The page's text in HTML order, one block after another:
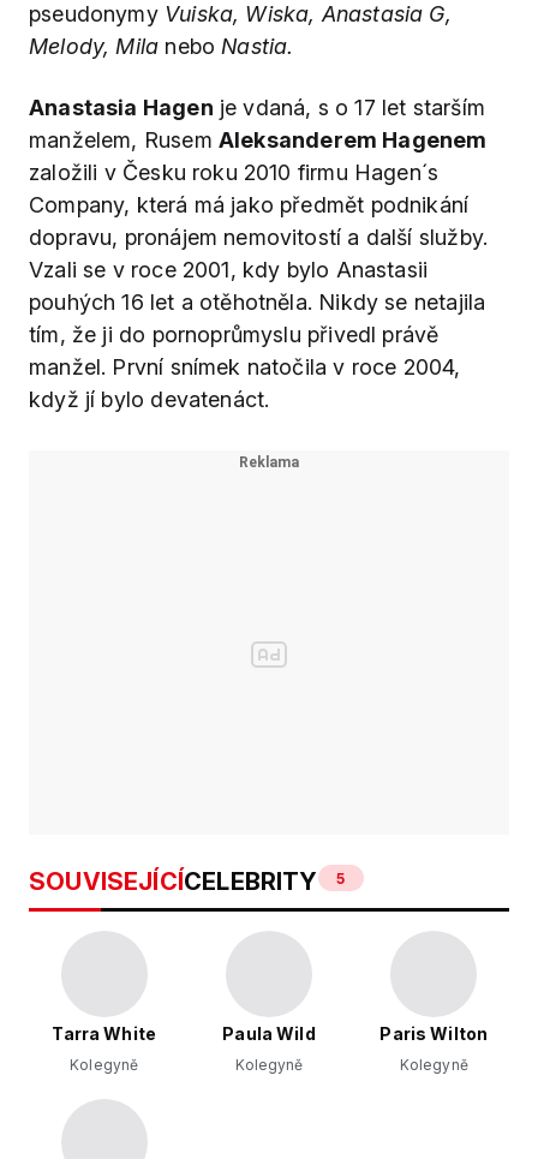
pseudonymy Vuiska, Wiska, Anastasia G,
Melody, Mila nebo Nastia.
Anastasia Hagen je vdaná, s o 17 let starším
manželem, Rusem Aleksanderem Hagenem
založili v Česku roku 2010 firmu Hagen´s
Company, která má jako předmět podnikání
dopravu, pronájem nemovitostí a další služby.
Vzali se v roce 2001, kdy bylo Anastasii
pouhých 16 let a otěhotněla. Nikdy se netajila
tím, že ji do pornoprůmyslu přivedl právě
manžel. První snímek natočila v roce 2004,
když jí bylo devatenáct.
SOUVISEJÍCÍCELEBRITY 5
Tarra White
Kolegyně
Paula Wild
Kolegyně
Paris Wilton
Kolegyně